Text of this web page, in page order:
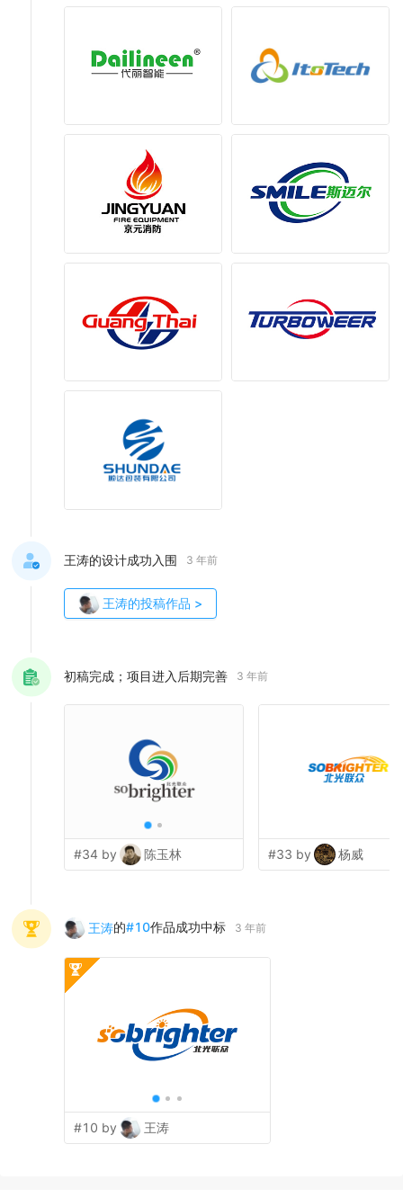
王涛的设计成功入围 3 年前
王涛的投稿作品 >
初稿完成；项目进入后期完善 3 年前
#34 by 陈玉林 #33 by 杨威
王涛的#10作品成功中标 3 年前
#10 by 王涛